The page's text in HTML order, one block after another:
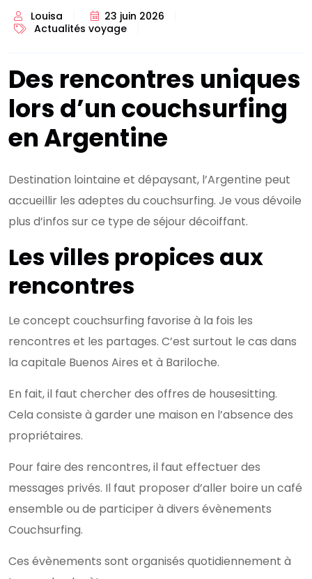
Louisa
23 juin 2026
Actualités voyage
Des rencontres uniques
lors d’un couchsurfing
en Argentine
Destination lointaine et dépaysant, l’Argentine peut
accueillir les adeptes du couchsurfing. Je vous dévoile
plus d’infos sur ce type de séjour décoiffant.
Les villes propices aux
rencontres
Le concept couchsurfing favorise à la fois les
rencontres et les partages. C’est surtout le cas dans
la capitale Buenos Aires et à Bariloche.
En fait, il faut chercher des offres de housesitting.
Cela consiste à garder une maison en l’absence des
propriétaires.
Pour faire des rencontres, il faut effectuer des
messages privés. Il faut proposer d’aller boire un café
ensemble ou de participer à divers évènements
Couchsurfing.
Ces évènements sont organisés quotidiennement à